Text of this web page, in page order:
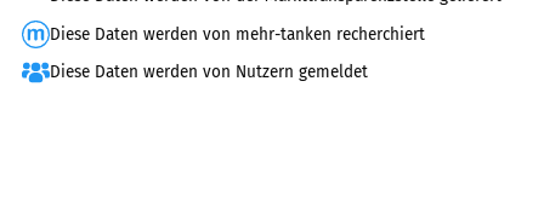
Diese Daten werden von mehr-tanken recherchiert
Diese Daten werden von Nutzern gemeldet